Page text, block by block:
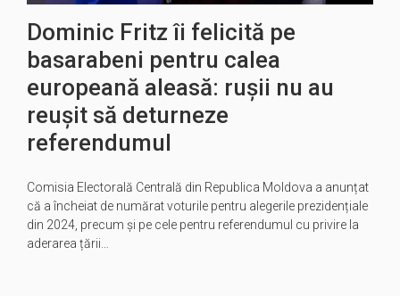
Dominic Fritz îi felicită pe
basarabeni pentru calea
europeană aleasă: rușii nu au
reușit să deturneze
referendumul
Comisia Electorală Centrală din Republica Moldova a anunțat
că a încheiat de numărat voturile pentru alegerile prezidențiale
din 2024, precum și pe cele pentru referendumul cu privire la
aderarea țării…